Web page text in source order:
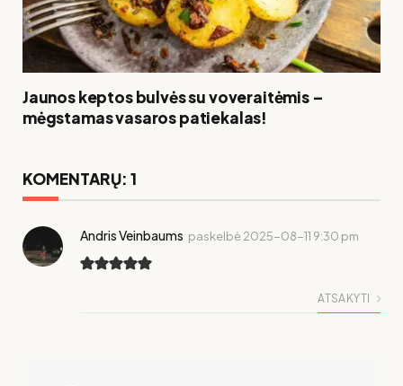
Jaunos keptos bulvės su voveraitėmis –
mėgstamas vasaros patiekalas!
KOMENTARŲ: 1
Andris Veinbaums paskelbė 2025-08-11 9:30 pm
ATSAKYTI